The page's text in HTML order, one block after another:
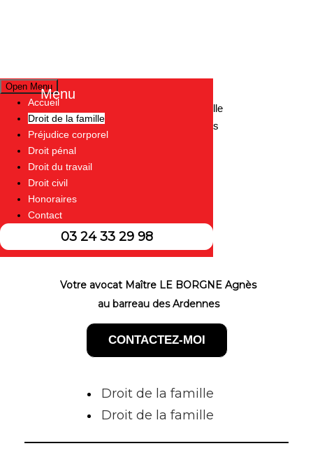
Open MenuMenu
Accueil
Droit de la famille
Préjudice corporel
Droit pénal
Droit du travail
Droit civil
Honoraires
Contact
03 24 33 29 98
34 avenue Charles de Gaulle
08000 Charleville-Mézières
Votre avocat Maître LE BORGNE Agnès
au barreau des Ardennes
CONTACTEZ-MOI
Droit de la famille
Droit de la famille